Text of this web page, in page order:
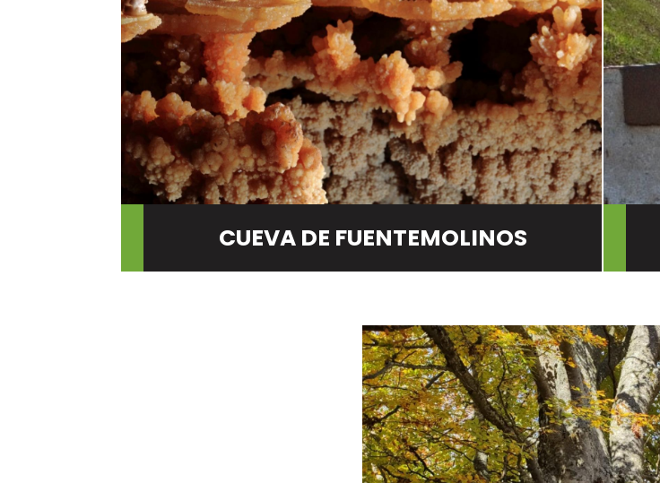
CUEVA DE FUENTEMOLINOS